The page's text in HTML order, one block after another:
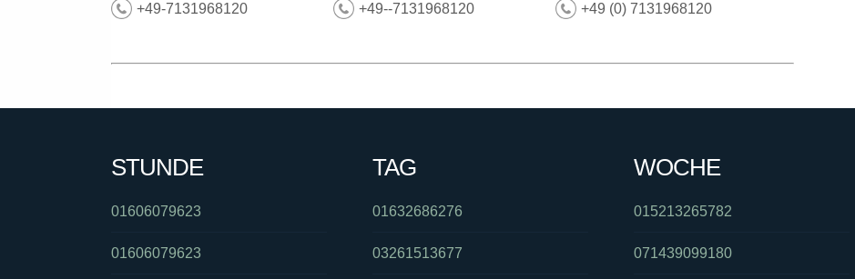
+49-7131968120
+49--7131968120 +49 (0) 7131968120
STUNDE
01606079623
01606079623
TAG
01632686276
03261513677
WOCHE
015213265782
071439099180